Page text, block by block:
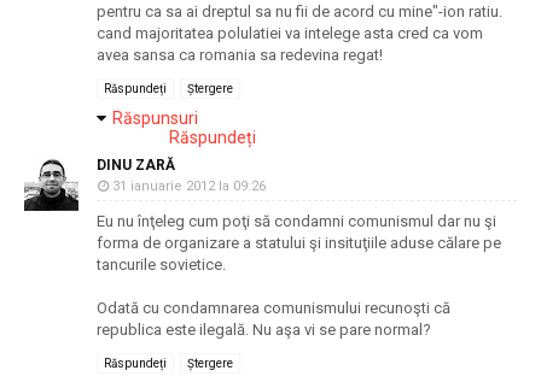
pentru ca sa ai dreptul sa nu fii de acord cu mine"-ion ratiu.
cand majoritatea polulatiei va intelege asta cred ca vom
avea sansa ca romania sa redevina regat!
Răspundeți Ștergere
Răspunsuri
Răspundeți
DINU ZARĂ
31 ianuarie 2012 la 09:26
Eu nu înţeleg cum poţi să condamni comunismul dar nu şi
forma de organizare a statului şi insituţiile aduse călare pe
tancurile sovietice.
Odată cu condamnarea comunismului recunoşti că
republica este ilegală. Nu aşa vi se pare normal?
Răspundeți Ștergere